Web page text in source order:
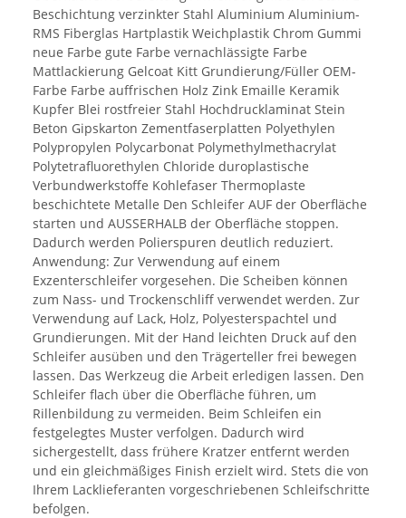
Beschichtung verzinkter Stahl Aluminium Aluminium-
RMS Fiberglas Hartplastik Weichplastik Chrom Gummi
neue Farbe gute Farbe vernachlässigte Farbe
Mattlackierung Gelcoat Kitt Grundierung/Füller OEM-
Farbe Farbe auffrischen Holz Zink Emaille Keramik
Kupfer Blei rostfreier Stahl Hochdrucklaminat Stein
Beton Gipskarton Zementfaserplatten Polyethylen
Polypropylen Polycarbonat Polymethylmethacrylat
Polytetrafluorethylen Chloride duroplastische
Verbundwerkstoffe Kohlefaser Thermoplaste
beschichtete Metalle Den Schleifer AUF der Oberfläche
starten und AUSSERHALB der Oberfläche stoppen.
Dadurch werden Polierspuren deutlich reduziert.
Anwendung: Zur Verwendung auf einem
Exzenterschleifer vorgesehen. Die Scheiben können
zum Nass- und Trockenschliff verwendet werden. Zur
Verwendung auf Lack, Holz, Polyesterspachtel und
Grundierungen. Mit der Hand leichten Druck auf den
Schleifer ausüben und den Trägerteller frei bewegen
lassen. Das Werkzeug die Arbeit erledigen lassen. Den
Schleifer flach über die Oberfläche führen, um
Rillenbildung zu vermeiden. Beim Schleifen ein
festgelegtes Muster verfolgen. Dadurch wird
sichergestellt, dass frühere Kratzer entfernt werden
und ein gleichmäßiges Finish erzielt wird. Stets die von
Ihrem Lacklieferanten vorgeschriebenen Schleifschritte
befolgen.